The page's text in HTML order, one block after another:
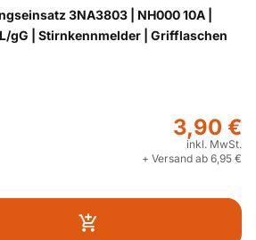
3NA3803 | NH000 10A |
gG | Stirnkennmelder | Grifflaschen
3,90 €
inkl. MwSt.
+ Versand ab 6,95 €